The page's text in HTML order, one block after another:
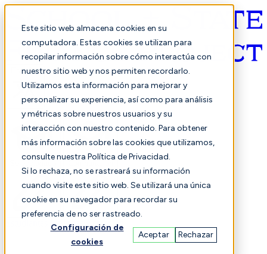
Este sitio web almacena cookies en su
computadora. Estas cookies se utilizan para
recopilar información sobre cómo interactúa con
nuestro sitio web y nos permiten recordarlo.
Utilizamos esta información para mejorar y
personalizar su experiencia, así como para análisis
y métricas sobre nuestros usuarios y su
interacción con nuestro contenido. Para obtener
más información sobre las cookies que utilizamos,
consulte nuestra Política de Privacidad.
Si lo rechaza, no se rastreará su información
cuando visite este sitio web. Se utilizará una única
cookie en su navegador para recordar su
preferencia de no ser rastreado.
Configuración de
cookies
Aceptar Rechazar
Español
Finanzas Actuación